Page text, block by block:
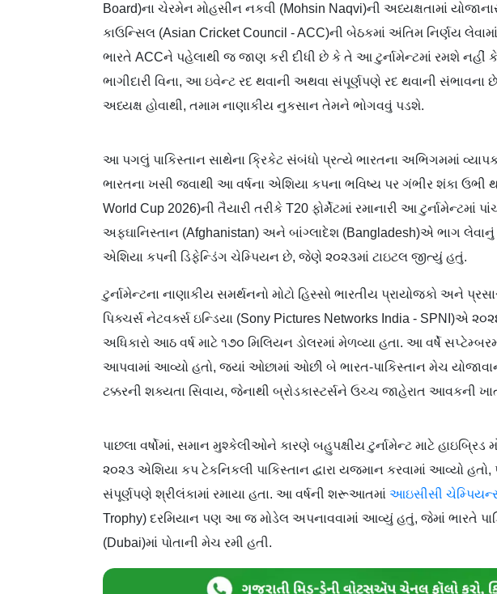
Board)ના ચેરમેન મોહસીન નકવી (Mohsin Naqvi)ની અધ્યક્ષતામાં
કાઉન્સિલ (Asian Cricket Council - ACC)ની બેઠકમાં અંતિમ નિર્ણય
ભારતે ACCને પહેલાથી જ જાણ કરી દીધી છે કે તે આ ટુર્નામેન્ટમાં રમશે
ભાગીદારી વિના, આ ઇવેન્ટ રદ થવાની અથવા સંપૂર્ણપણે રદ થવાની સંભાવના
અધ્યક્ષ હોવાથી, તમામ નાણાકીય નુકસાન તેમને ભોગવવું પડશે.
આ પગલું પાકિસ્તાન સાથેના ક્રિકેટ સંબંધો પ્રત્યે ભારતના અભિગમમાં
ભારતના ખસી જવાથી આ વર્ષના એશિયા કપના ભવિષ્ય પર ગંભીર શંકા ઉભી
World Cup 2026)ની તૈયારી તરીકે T20 ફોર્મેટમાં રમાનારી આ ટુર્નામેન્ટમાં
અફઘાનિસ્તાન (Afghanistan) અને બાંગ્લાદેશ (Bangladesh)એ ભાગ લેવાનું
એશિયા કપની ડિફેન્ડિંગ ચેમ્પિયન છે, જેણે ૨૦૨૩માં ટાઇટલ જીત્યું હતું.
ટુર્નામેન્ટના નાણાકીય સમર્થનનો મોટો હિસ્સો ભારતીય પ્રાયોજકો અને
પિક્ચર્સ નેટવર્ક્સ ઇન્ડિયા (Sony Pictures Networks India - SPNI)એ
અધિકારો આઠ વર્ષ માટે ૧૭૦ મિલિયન ડોલરમાં મેળવ્યા હતા. આ વર્ષે
આપવામાં આવ્યો હતો, જ્યાં ઓછામાં ઓછી બે ભારત-પાકિસ્તાન મેચ
ટક્કરની શક્યતા સિવાય, જેનાથી બ્રોડકાસ્ટર્સને ઉચ્ચ જાહેરાત આવકની
પાછલા વર્ષોમાં, સમાન મુશ્કેલીઓને કારણે બહુપક્ષીય ટુર્નામેન્ટ માટે
૨૦૨૩ એશિયા કપ ટેકનિકલી પાકિસ્તાન દ્વારા યજમાન કરવામાં આવ્યો
સંપૂર્ણપણે શ્રીલંકામાં રમાયા હતા. આ વર્ષની શરૂઆતમાં આઇસીસી ચેમ્પિયન્સ
Trophy) દરમિયાન પણ આ જ મોડેલ અપનાવવામાં આવ્યું હતું, જેમાં ભારતે
(Dubai)માં પોતાની મેચ રમી હતી.